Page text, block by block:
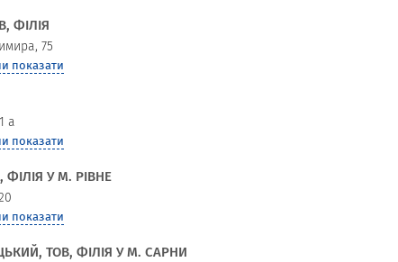
ФІЛІЯ
75
показати
а
показати
У М. РІВНЕ
показати
ТОВ, ФІЛІЯ У М. САРНИ